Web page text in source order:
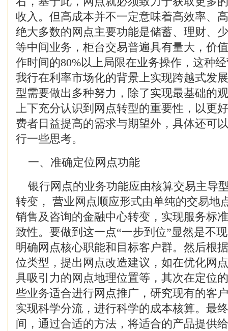
收入。但高成本并不一定意味着高效率、
绝大多数的网点主要功能是储蓄、理财、
等中间业务，柜台交易普遍具有量大，价
作时间的80%以上局限在业务操作，这种
我行在利率市场化的背景上实现跨越式发
型需要做出多种努力，除了实现最基础的
上下充分认识到网点转型的重要性，以更
费者日益提高的需求与期望外，具体还可
行一些思考。
一、准确定位网点功能
银行网点的业务功能应由核算交易主导
转变， 营业网点顺应形式由单纯的交易地
销售及咨询的金融中心转变，实现服务标
致性。要做到这一点“一步到位”显然是不
明确网点核心职能和目标客户群。然后根
位类型，提出网点改造建议，如在优化网
具吸引力的网点地理位置等，其次在定位
些业务适合进行网点推广，研究现有的客
实现科学分流，进行科学的成本核算。最
间，通过合适的方法，将适合的产品提供